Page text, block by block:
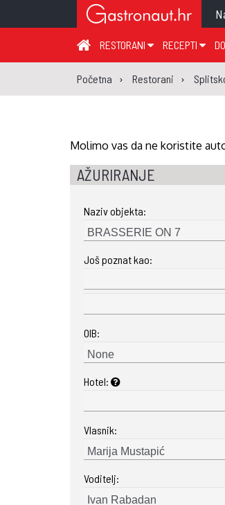
RESTORANI
ZAGREB I ZAGREBAČKA
MEĐIMURSKA ŽUPANIJA
KOPRIVNIČKO-
PRIMORSKO-GORANSKA
BRODSKO-POSAVSKA
OSJEČKO-BARANJSKA
VUKOVARSKO-SRIJEMSKA
ISTARSKA ŽUPANIJA
RECEPTI
JUHA
GLAVNO
SALATA
PIZZA
Početna Restorani
Molimo vas da ne koristite
AŽURIRANJE
Naziv objekta:
Još poznat kao:
OIB:
Hotel:
Vlasnik:
Voditelj: